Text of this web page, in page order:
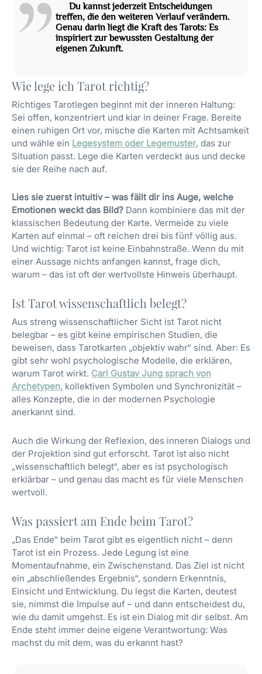
Du kannst jederzeit Entscheidungen
treffen, die den weiteren Verlauf verändern.
Genau darin liegt die Kraft des Tarots: Es
inspiriert zur bewussten Gestaltung der
eigenen Zukunft.
Wie lege ich Tarot richtig?
Richtiges Tarotlegen beginnt mit der inneren Haltung:
Sei offen, konzentriert und klar in deiner Frage. Bereite
einen ruhigen Ort vor, mische die Karten mit Achtsamkeit
und wähle ein Legesystem oder Legemuster, das zur
Situation passt. Lege die Karten verdeckt aus und decke
sie der Reihe nach auf.
Lies sie zuerst intuitiv – was fällt dir ins Auge, welche
Emotionen weckt das Bild? Dann kombiniere das mit der
klassischen Bedeutung der Karte. Vermeide zu viele
Karten auf einmal – oft reichen drei bis fünf völlig aus.
Und wichtig: Tarot ist keine Einbahnstraße. Wenn du mit
einer Aussage nichts anfangen kannst, frage dich,
warum – das ist oft der wertvollste Hinweis überhaupt.
Ist Tarot wissenschaftlich belegt?
Aus streng wissenschaftlicher Sicht ist Tarot nicht
belegbar – es gibt keine empirischen Studien, die
beweisen, dass Tarotkarten „objektiv wahr“ sind. Aber: Es
gibt sehr wohl psychologische Modelle, die erklären,
warum Tarot wirkt. Carl Gustav Jung sprach von
Archetypen, kollektiven Symbolen und Synchronizität –
alles Konzepte, die in der modernen Psychologie
anerkannt sind.
Auch die Wirkung der Reflexion, des inneren Dialogs und
der Projektion sind gut erforscht. Tarot ist also nicht
„wissenschaftlich belegt“, aber es ist psychologisch
erklärbar – und genau das macht es für viele Menschen
wertvoll.
Was passiert am Ende beim Tarot?
„Das Ende“ beim Tarot gibt es eigentlich nicht – denn
Tarot ist ein Prozess. Jede Legung ist eine
Momentaufnahme, ein Zwischenstand. Das Ziel ist nicht
ein „abschließendes Ergebnis“, sondern Erkenntnis,
Einsicht und Entwicklung. Du legst die Karten, deutest
sie, nimmst die Impulse auf – und dann entscheidest du,
wie du damit umgehst. Es ist ein Dialog mit dir selbst. Am
Ende steht immer deine eigene Verantwortung: Was
machst du mit dem, was du erkannt hast?